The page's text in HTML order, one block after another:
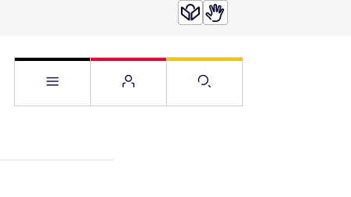
Websitemenü öffnenService Menü öffnen
Suche öffnen